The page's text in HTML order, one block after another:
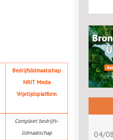
Bedrijfslidmaatschap
NRIT Media
Vrijetijdsplatform
Compleet bedrijfs-
lidmaatschap
04/